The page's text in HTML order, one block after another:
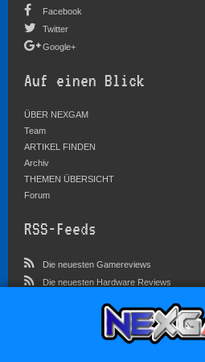
Facebook
Twitter
Google+
Auf einen Blick
ÜBER NEXGAM
Team
ARTIKEL FINDEN
Archiv
THEMEN ÜBERSICHT
Forum
RSS-Feeds
Die neuesten Gamereviews
Die neuesten Hardware Reviews